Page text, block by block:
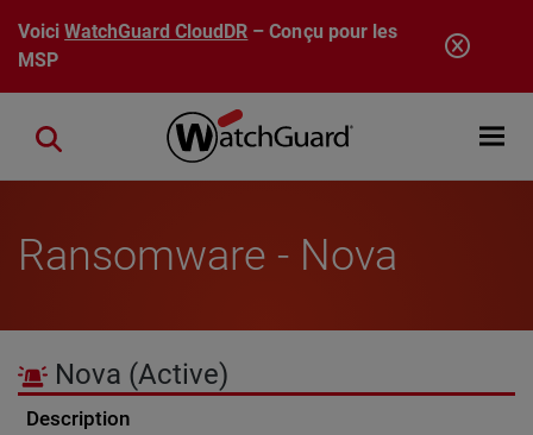
Aller au contenu principal
VoiciWatchGuard CloudDR – Conçu pour les
MSP
Open
Close search
Ransomware - Nova
Nova (Active)
Description